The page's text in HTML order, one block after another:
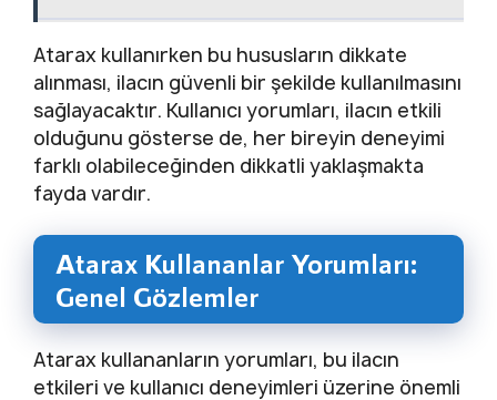
Atarax kullanırken bu hususların dikkate
alınması, ilacın güvenli bir şekilde kullanılmasını
sağlayacaktır. Kullanıcı yorumları, ilacın etkili
olduğunu gösterse de, her bireyin deneyimi
farklı olabileceğinden dikkatli yaklaşmakta
fayda vardır.
Atarax Kullananlar Yorumları:
Genel Gözlemler
Atarax kullananların yorumları, bu ilacın
etkileri ve kullanıcı deneyimleri üzerine önemli